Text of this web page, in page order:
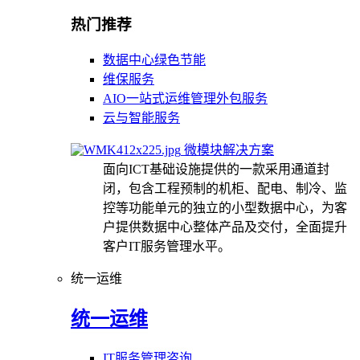
热门推荐
数据中心绿色节能
维保服务
AIO一站式运维管理外包服务
云与智能服务
微模块解决方案
面向ICT基础设施提供的一款采用通道封
闭，包含工程预制的机柜、配电、制冷、监
控等功能单元的独立的小型数据中心，为客
户提供数据中心整体产品及交付，全面提升
客户IT服务管理水平。
统一运维
统一运维